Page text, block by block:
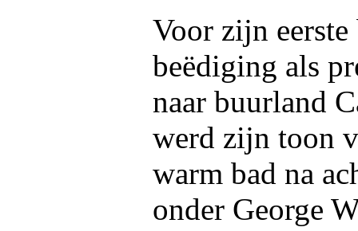
Voor zijn
beëdiging als
naar buurland
werd zijn toon
warm bad na
onder George